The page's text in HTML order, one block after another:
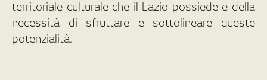
territoriale culturale che il Lazio possiede e della
necessità di sfruttare e sottolineare queste
potenzialità.